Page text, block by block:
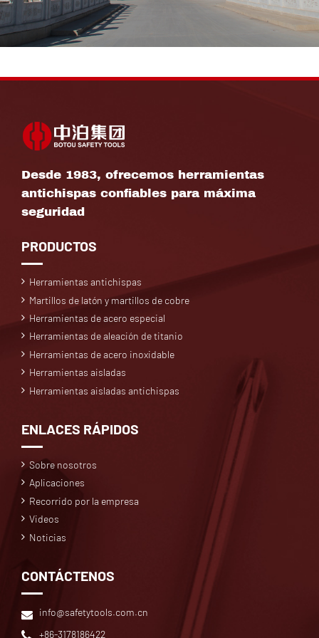
Desde 1983, ofrecemos herramientas
antichispas confiables para máxima
seguridad
PRODUCTOS
Herramientas antichispas
Martillos de latón y martillos de cobre
Herramientas de acero especial
Herramientas de aleación de titanio
Herramientas de acero inoxidable
Herramientas aisladas
Herramientas aisladas antichispas
ENLACES RÁPIDOS
Sobre nosotros
Aplicaciones
Recorrido por la empresa
Videos
Noticias
CONTÁCTENOS
info@safetytools.com.cn
+86-3178186422